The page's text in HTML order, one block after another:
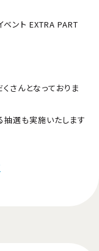
ント EXTRA PART
さんとなっておりま
抽選も実施いたします